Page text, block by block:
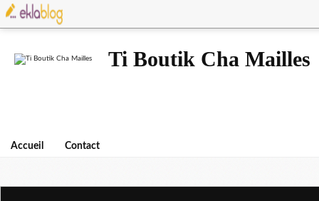
Ti Boutik Cha Mailles
Accueil Contact